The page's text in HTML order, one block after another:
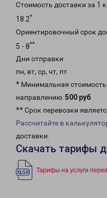
Стоимость доставки за 1
18.2*
Ориентировочный срок
5 - 8**
Дни отправки
пн, вт, ср, чт, пт
* Минимальная
направлению: 500 руб.
** Срок перевозки
Рассчитайте в
доставки.
Скачать тарифы
Тарифы на услуги